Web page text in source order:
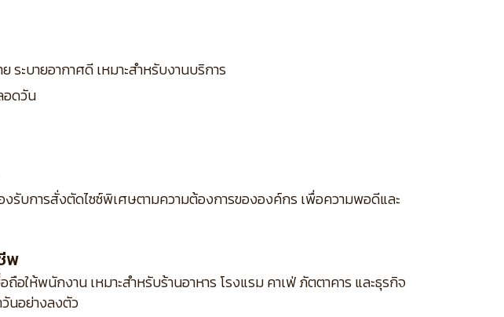
ระบายอากาศดี เหมาะสำหรับงานบริการ
อดวัน
งรับการสั่งตัดไซซ์พิเศษตามความต้องการขององค์กร เพื่อความพอดีและ
พ
ห้พนักงาน เหมาะสำหรับร้านอาหาร โรงแรม คาเฟ่ ภัตตาคาร และธุรกิจ
นอย่างลงตัว